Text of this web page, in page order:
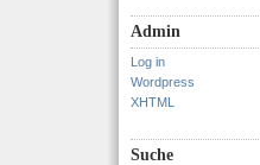
Admin
Log in
Wordpress
XHTML
Suche